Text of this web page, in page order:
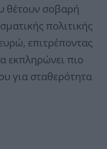
θέτουν σοβαρή
πολιτικής
επιτρέποντας
εκπληρώνει πιο
για σταθερότητα